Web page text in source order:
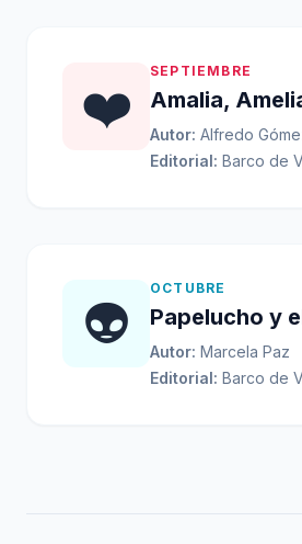
❤️
SEPTIEMBRE
Amalia,
Autor: Alfredo
Editorial: Barco de
👽
OCTUBRE
Papelucho y
Autor: Marcela Paz
Editorial: Barco de